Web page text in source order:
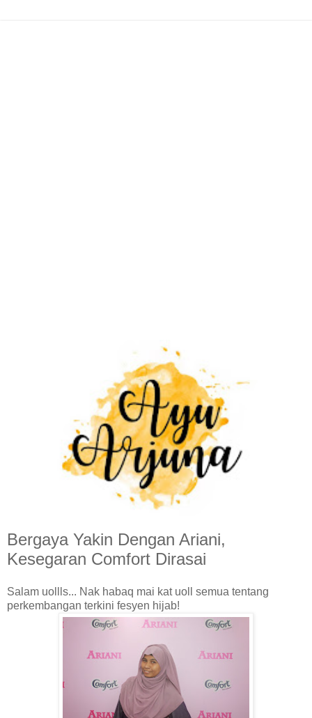
Bergaya Yakin Dengan Ariani,
Kesegaran Comfort Dirasai
Salam uollls... Nak habaq mai kat uoll semua tentang
perkembangan terkini fesyen hijab!